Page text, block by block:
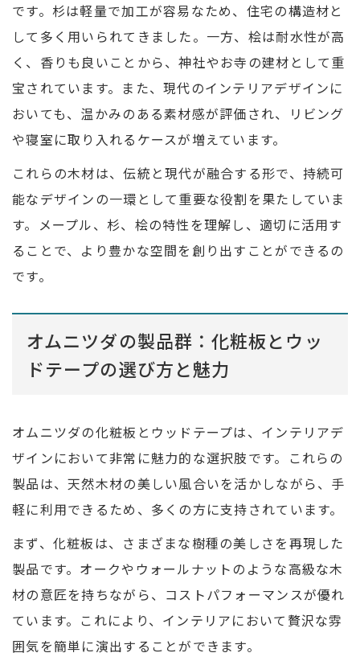
です。杉は軽量で加工が容易なため、住宅の構造材と
して多く用いられてきました。一方、桧は耐水性が高
く、香りも良いことから、神社やお寺の建材として重
宝されています。また、現代のインテリアデザインに
おいても、温かみのある素材感が評価され、リビング
や寝室に取り入れるケースが増えています。
これらの木材は、伝統と現代が融合する形で、持続可
能なデザインの一環として重要な役割を果たしていま
す。メープル、杉、桧の特性を理解し、適切に活用す
ることで、より豊かな空間を創り出すことができるの
です。
オムニツダの製品群：化粧板とウッ
ドテープの選び方と魅力
オムニツダの化粧板とウッドテープは、インテリアデ
ザインにおいて非常に魅力的な選択肢です。これらの
製品は、天然木材の美しい風合いを活かしながら、手
軽に利用できるため、多くの方に支持されています。
まず、化粧板は、さまざまな樹種の美しさを再現した
製品です。オークやウォールナットのような高級な木
材の意匠を持ちながら、コストパフォーマンスが優れ
ています。これにより、インテリアにおいて贅沢な雰
囲気を簡単に演出することができます。